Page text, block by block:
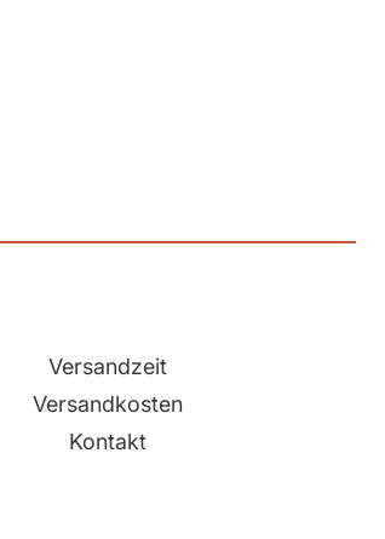
Versandzeit
Versandkosten
Kontakt